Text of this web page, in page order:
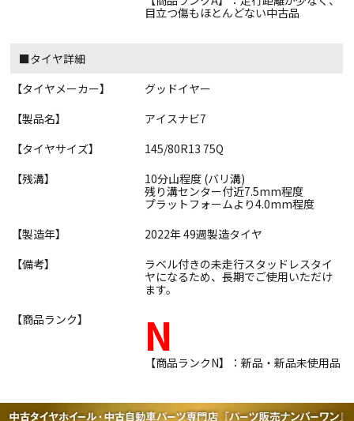
目立つ傷もほとんどない中古品
■タイヤ詳細
【タイヤメーカー】
グッドイヤー
【製品名】
アイスナビ7
【タイヤサイズ】
145/80R13 75Q
【残溝】
10分山程度 (バリ溝)
残り溝センター付近7.5mm程度
プラットフォームより4.0mm程度
【製造年】
2022年 49週製造タイヤ
【備考】
ラベル付きの未走行スタッドレスタイ
ヤになるため、長期でご使用いただけ
ます。
【商品ランク】
N
【商品ランクN】：新品・新品未使用品